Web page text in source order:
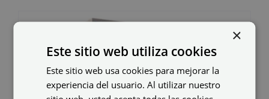
×
Este sitio web utiliza cookies
Este sitio web usa cookies para mejorar la
experiencia del usuario. Al utilizar nuestro